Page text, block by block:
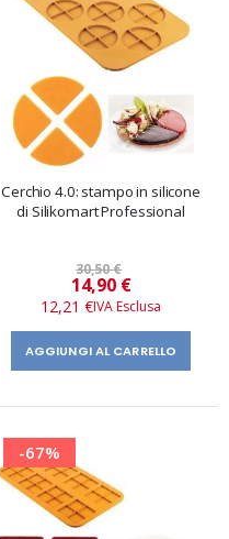
Cerchio 4.0: stampo in silicone
di Silikomart Professional
30,50 €
Prezzo
speciale
14,90 €
12,21 €
AGGIUNGI AL CARRELLO
-67%